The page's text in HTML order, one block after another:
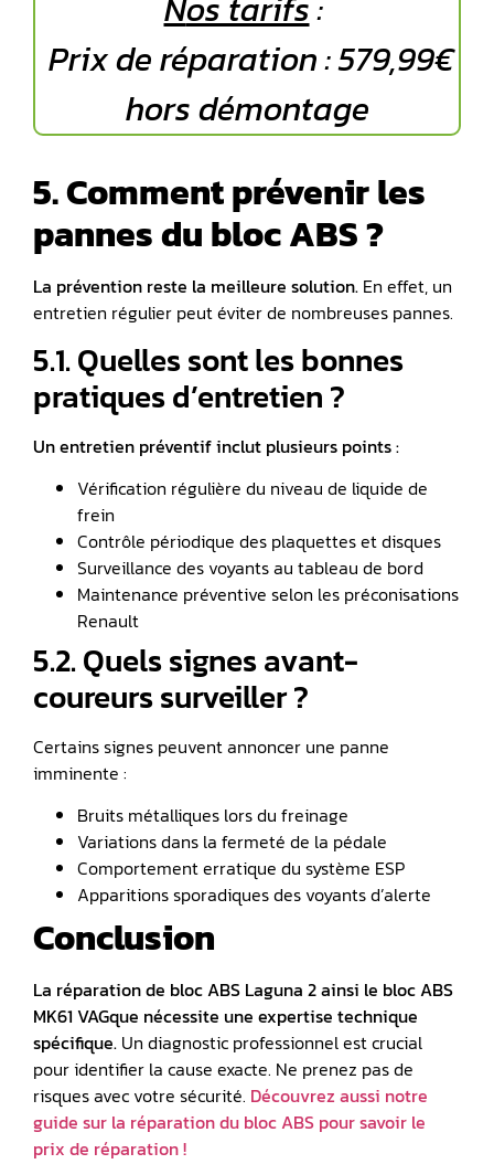
Prix de réparation : 579,99€
hors démontage
5. Comment prévenir les
pannes du bloc ABS ?
La prévention reste la meilleure solution. En effet, un
entretien régulier peut éviter de nombreuses pannes.
5.1. Quelles sont les bonnes
pratiques d’entretien ?
Un entretien préventif inclut plusieurs points :
Vérification régulière du niveau de liquide de
frein
Contrôle périodique des plaquettes et disques
Surveillance des voyants au tableau de bord
Maintenance préventive selon les préconisations
Renault
5.2. Quels signes avant-
coureurs surveiller ?
Certains signes peuvent annoncer une panne
imminente :
Bruits métalliques lors du freinage
Variations dans la fermeté de la pédale
Comportement erratique du système ESP
Apparitions sporadiques des voyants d’alerte
Conclusion
La réparation de bloc ABS Laguna 2 ainsi le bloc ABS
MK61 VAGque nécessite une expertise technique
spécifique. Un diagnostic professionnel est crucial
pour identifier la cause exacte. Ne prenez pas de
risques avec votre sécurité. Découvrez aussi notre
guide sur la réparation du bloc ABS pour savoir le
prix de réparation !